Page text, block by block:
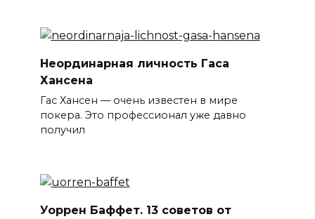
Неординарная личность Гаса
Хансена
Гас Хансен — очень известен в мире
покера. Это профессионал уже давно
получил
Уоррен Баффет. 13 советов от